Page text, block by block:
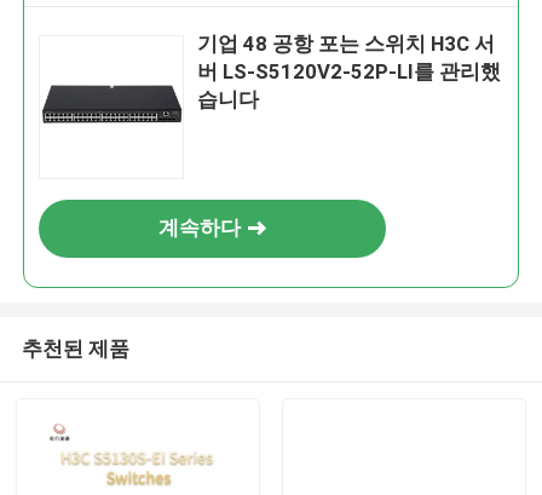
기업 48 공항 포는 스위치 H3C 서
버 LS-S5120V2-52P-LI를 관리했
습니다
계속하다
추천된 제품